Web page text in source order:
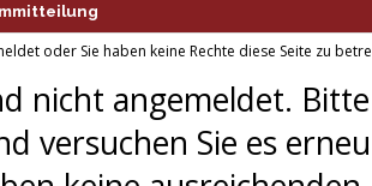
oder Sie haben keine Rechte diese Seite zu
nicht angemeldet.
versuchen Sie es